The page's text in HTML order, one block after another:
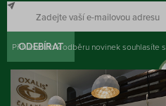
ODEBÍRAT
Přihlášením k odběru novinek souhlasíte s